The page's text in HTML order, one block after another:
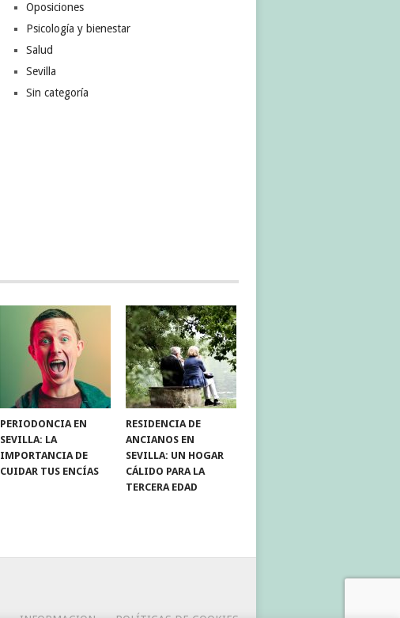
Oposiciones
Psicología y bienestar
Salud
Sevilla
Sin categoría
PERIODONCIA EN
SEVILLA: LA
IMPORTANCIA DE
CUIDAR TUS ENCÍAS
RESIDENCIA DE
ANCIANOS EN
SEVILLA: UN HOGAR
CÁLIDO PARA LA
TERCERA EDAD